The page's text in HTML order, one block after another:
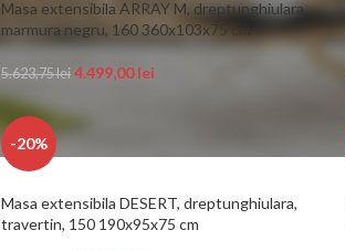
Masa extensibila ARRAY M, dreptunghiulara,
marmura negru, 160 360x103x75 cm
5.623,75lei 4.499,00lei
-20%
Masa extensibila DESERT, dreptunghiulara,
travertin, 150 190x95x75 cm